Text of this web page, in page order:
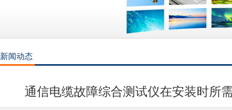
新闻动态
通信电缆故障综合测试仪在安装时所